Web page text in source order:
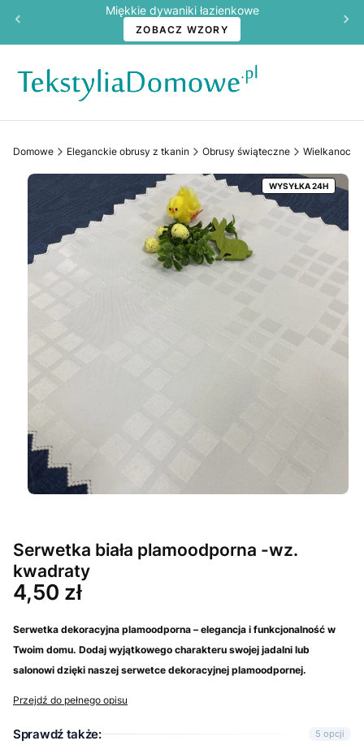
Miękkie dywaniki łazienkowe
ZOBACZ WZORY
Eleganckie obrusy z tkanin Obrusy świąteczne Wielkanoc
WYSYŁKA 24H
Serwetka biała plamoodporna -wz.
kwadraty
Cena
4,50 zł
Serwetka dekoracyjna plamoodporna – elegancja i funkcjonalność w
Twoim domu. Dodaj wyjątkowego charakteru swojej jadalni lub
salonowi dzięki naszej serwetce dekoracyjnej plamoodpornej.
Przejdź do pełnego opisu
Sprawdź także: 5 opcji